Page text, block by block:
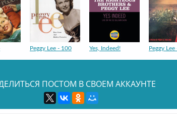
Peggy Lee - 100 Yes, Indeed! Peggy Lee
ПОСТОМ В СВОЕМ АККАУНТЕ